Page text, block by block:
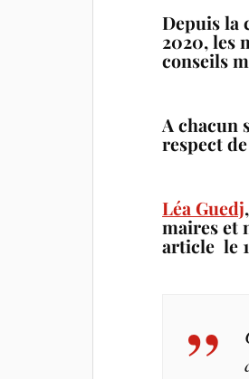
Depuis la
2020, les
conseils
A chacun
respect
Léa Guedj
maires et
article le